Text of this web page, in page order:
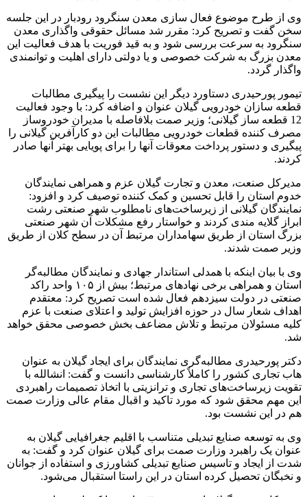
وی از طرح موضوع فعال سازی معدن سنگرود رودبار در این جلسه
سخن گفت و تصریح کرد: مقرر شد مسائل حقوقی واگذاری معدن
سنگرود به سرعت بررسی شود و به قید فوریت با هدف فعالیت این
معدن بزرگ به شرکت خصوصی و یا دولتی دارای اهلیت و توانمندی
واگذار گردد.
تیمور پورحیدری دستاورد دیگر این نشست را پیگیری مطالبات
قطعه سازان خودرویی گیلان عنوان و اضافه کرد: با وجود فعالیت
12 قطعه ساز گیلانی؛ وزیر صمت بلافاصله با مدیران خودروساز
مصرف کننده قطعات خودرویی مطالبات این دو کارآفرین گیلانی را
پیگیری و دستور پرداخت معوقات آنها را برای پویایی بهتر آنها صادر
کردند.
مدیرکل صنعت، معدن و تجارت گیلان عزم و همراهی نمایندگان
خدوم استان را قابل تحسین و کمک کننده توصیف کرد و افزود:
نمایندگان گیلانی از زیرساخت‌های نامطلوب شهر صنعتی رشت
ابراز گلایه مندی کردند و خواستار رفع مشکلات آن شهر صنعتی
بزرگ استان از طریق سهامداران مرتبط آن در سطح کلان از طریق
وزیر صمت شدند.
وی با بیان اینکه با همدلی استاندار جهادی و نمایندگان مطالبه‌گر
استان و همراهی برخی نهادهای مرتبط؛ بیش از ۱۰۵ واحد راکد
صنعتی در دولت سیزدهم فعال شده است تصریح کرد: معتقدم
اهداف شعار سال در حوزه افزایش تولید و اعتلای صنعت با عزم
کلیه مسئولان مرتبط و تلاش مضاعف بخش خصوصی محقق خواهد
شد.
دکتر پورحیدری مطالبه‌گری نمایندگان برای ایجاد گیلان به عنوان
هاب تجاری کشور را کاملاً کارشناسی دانست و گفت: انشالله با
تقویت زیرساخت‌های تجاری و ترانزیتی با اتخاذ تصمیمات راهبردی
این مهم محقق شود که مورد تاکید و اقبال مقام عالی وزارت صمت
هم در این نشست بود.
وی به توسعه صنایع تبدیلی متناسب با اقلیم جغرافیایی گیلان به
عنوان یک راهبرد وزارت صمت برای گیلان عنوان کرد و گفت: به
شدت از ایجاد و تاسیس صنایع تبدیلی کشاورزی و استفاده از جوانان
و نخبگان تحصیل کرده استان در این راستا استقبال می‌شود.